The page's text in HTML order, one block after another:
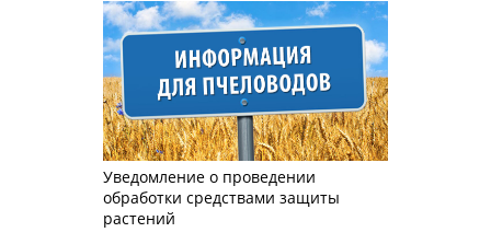
Уведомление о проведении
обработки средствами защиты
растений